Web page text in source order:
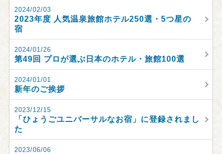
2024/02/03
2023年度 人気温泉旅館ホテル250選・5つ星の
宿
2024/01/26
第49回 プロが選ぶ日本のホテル・旅館100選
2024/01/01
新年のご挨拶
2023/12/15
「ひょうごユニバーサルなお宿」に登録されまし
た
2023/06/06